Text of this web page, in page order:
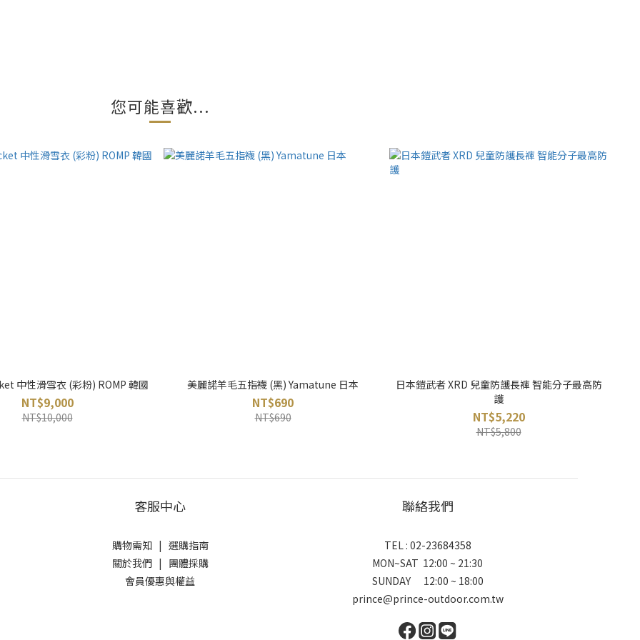
您可能喜歡...
中性滑雪衣 (彩粉) ROMP 韓國
NT$9,000
NT$10,000
美麗諾羊毛五指襪 (黑) Yamatune 日本
NT$690
NT$690
日本鎧武者 XRD 兒童防護長褲 智能分子最高防
護
NT$5,220
NT$5,800
客服中心
購物需知| 選購指南
關於我們| 團體採購
會員優惠與權益
聯絡我們
TEL : 02-23684358
MON~SAT 12:00 ~ 21:30
SUNDAY 12:00 ~ 18:00
prince@prince-outdoor.com.tw